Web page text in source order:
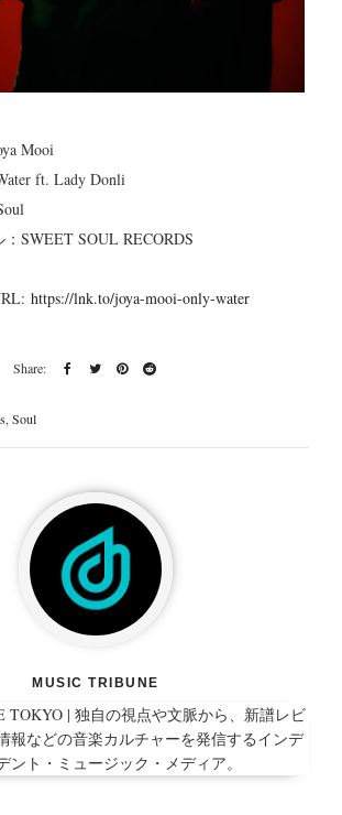
Mooi
ft. Lady Donli
SWEET SOUL RECORDS
https://lnk.to/joya-mooi-only-water
,Soul
MUSIC TRIBUNE
TOKYO | 独自の視点や文脈から、新譜レビ
報などの音楽カルチャーを発信するインデ
ント・ミュージック・メディア。